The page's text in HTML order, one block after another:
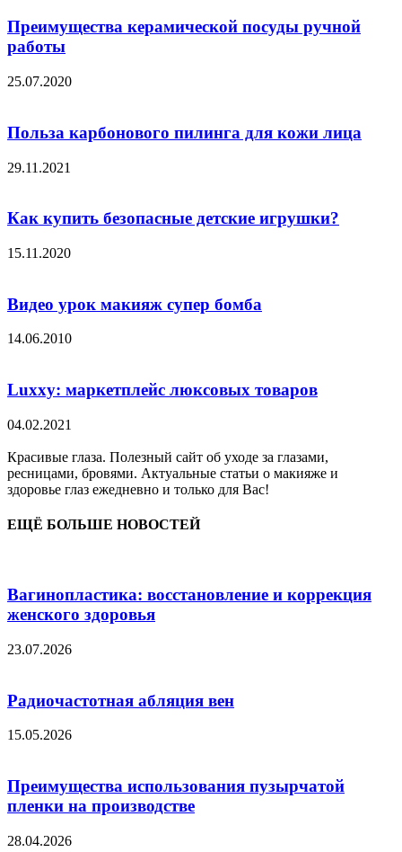
Преимущества керамической посуды ручной
работы
25.07.2020
Польза карбонового пилинга для кожи лица
29.11.2021
Как купить безопасные детские игрушки?
15.11.2020
Видео урок макияж супер бомба
14.06.2010
Luxxy: маркетплейс люксовых товаров
04.02.2021
Красивые глаза. Полезный сайт об уходе за глазами,
ресницами, бровями. Актуальные статьи о макияже и
здоровье глаз ежедневно и только для Вас!
ЕЩЁ БОЛЬШЕ НОВОСТЕЙ
Вагинопластика: восстановление и коррекция
женского здоровья
23.07.2026
Радиочастотная абляция вен
15.05.2026
Преимущества использования пузырчатой
пленки на производстве
28.04.2026